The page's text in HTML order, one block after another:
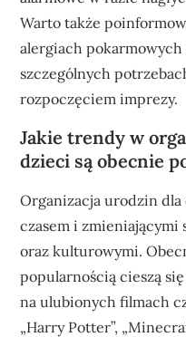
Warto także
alergiach
szczególnych
rozpoczęciem imprezy.
Jakie trendy w
dzieci są obecnie
Organizacja urodzin
czasem i zmieniającymi
oraz kulturowymi.
popularnością cieszą
na ulubionych filmach
„Harry Potter”,